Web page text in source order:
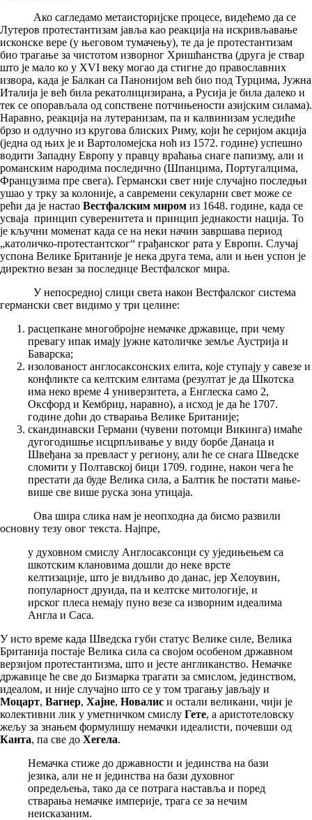
Ако сагледамо метаисторијске процесе, видећемо да се
Лутеров протестантизам јавља као реакција на искривљавање
исконске вере (у његовом тумачењу), те да је протестантизам
био трагање за чистотом изворног Хришћанства (друга је ствар
што је мало ко у XVI веку могао да стигне до православних
извора, када је Балкан са Панонијом већ био под Турцима, Јужна
Италија је већ била рекатолицизирана, а Русија је била далеко и
тек се опорављала од сопствене потчињености азијским силама).
Наравно, реакција на лутеранизам, па и калвинизам уследиће
брзо и одлучно из кругова блиских Риму, који ће серијом акција
(једна од њих је и Вартоломејска ноћ из 1572. године) успешно
водити Западну Европу у правцу враћања снаге папизму, али и
романским народима последично (Шпанцима, Португалцима,
Французима пре свега). Германски свет није случајно последњи
ушао у трку за колоније, а савремени секуларни свет може се
рећи да је настао Вестфалским миром из 1648. године, када се
усваја принцип суверенитета и принцип једнакости нација. То
је кључни моменат када се на неки начин завршава период
„католичко-протестантског“ грађанског рата у Европи. Случај
успона Велике Британије је нека друга тема, али и њен успон је
директно везан за последице Вестфалског мира.
У непосредној слици света након Вестфалског система
германски свет видимо у три целине:
расцепкане многобројне немачке државице, при чему
превагу ипак имају јужне католичке земље Аустрија и
Баварска;
изолованост англосаксонских елита, које ступају у савезе и
конфликте са келтским елитама (резултат је да Шкотска
има неко време 4 универзитета, а Енглеска само 2,
Оксфорд и Кембриџ, наравно), а исход је да ће 1707.
године доћи до стварања Велике Британије;
скандинавски Германи (чувени потомци Викинга) имаће
дугогодишње исцрпљивање у виду борбе Данаца и
Швеђана за превласт у региону, али ће се снага Шведске
сломити у Полтавској бици 1709. године, након чега ће
престати да буде Велика сила, а Балтик ће постати мање-
више све више руска зона утицаја.
Ова шира слика нам је неопходна да бисмо развили
основну тезу овог текста. Најпре,
у духовном смислу Англосаксонци су уједињењем са
шкотским клановима дошли до неке врсте
келтизације, што је видљиво до данас, јер Хелоувин,
популарност друида, па и келтске митологије, и
ирског плеса немају пуно везе са изворним идеалима
Англа и Саса.
У исто време када Шведска губи статус Велике силе, Велика
Британија постаје Велика сила са својом особеном државном
верзијом протестантизма, што и јесте англиканство. Немачке
државице ће све до Бизмарка трагати за смислом, јединством,
идеалом, и није случајно што се у том трагању јављају и
Моцарт, Вагнер, Хајне, Новалис и остали великани, чији је
колективни лик у уметничком смислу Гете, а аристотеловску
жељу за знањем формулишу немачки идеалисти, почевши од
Канта, па све до Хегела.
Немачка стиже до државности и јединства на бази
језика, али не и јединства на бази духовног
опредељења, тако да се потрага наставља и поред
стварања немачке империје, трага се за нечим
неисказаним.